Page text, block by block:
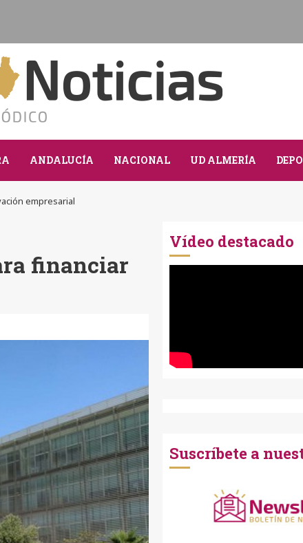
ANDALUCÍA NACIONAL UD ALMERÍA
empresarial
financiar
Vídeo destacado
Suscríbete a